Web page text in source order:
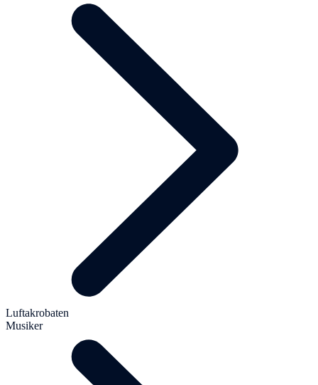
Luftakrobaten
Musiker